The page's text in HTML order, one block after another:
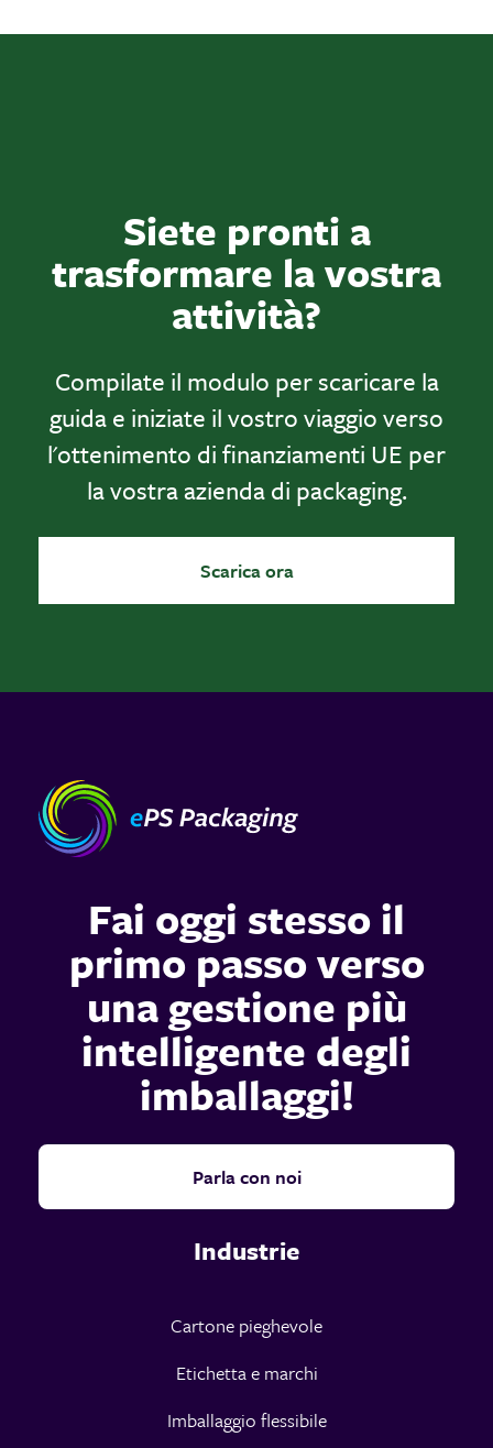
Siete pronti a
trasformare la vostra
attività?
Compilate il modulo per scaricare la
guida e iniziate il vostro viaggio verso
l'ottenimento di finanziamenti UE per
la vostra azienda di packaging.
Scarica ora
Fai oggi stesso il
primo passo verso
una gestione più
intelligente degli
imballaggi!
Parla con noi
Industrie
Cartone pieghevole
Etichetta e marchi
Imballaggio flessibile